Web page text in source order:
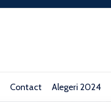
Contact Alegeri 2024